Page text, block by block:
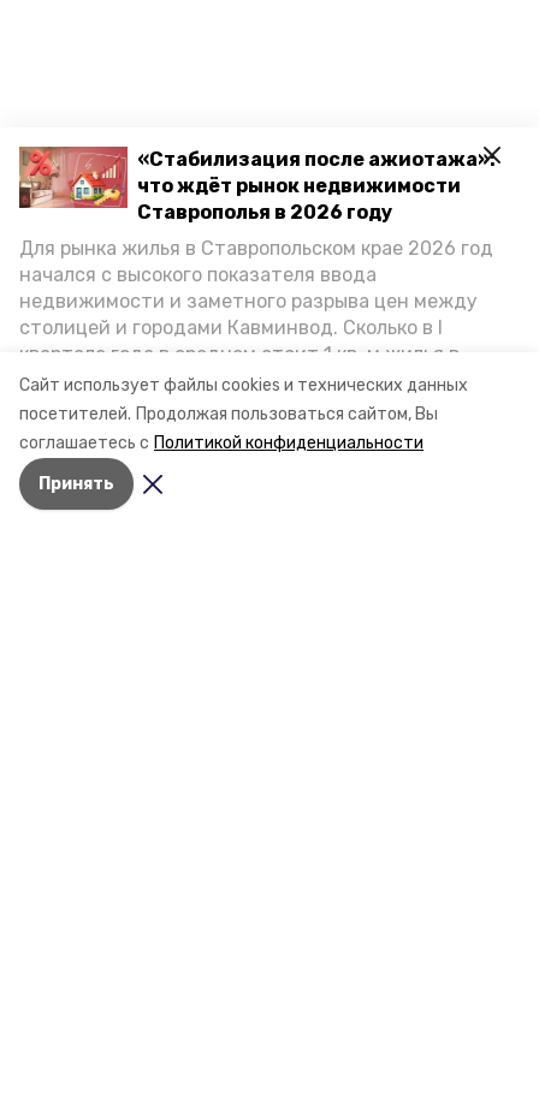
Сайт использует файлы cookies и технических данных
посетителей. Продолжая пользоваться сайтом, Вы
соглашаетесь с Политикой конфиденциальности
Принять
«Стабилизация после ажиотажа»:
что ждёт рынок недвижимости
Ставрополья в 2026 году
Для рынка жилья в Ставропольском крае 2026 год
начался с высокого показателя ввода
недвижимости и заметного разрыва цен между
столицей и городами Кавминвод. Сколько в I
квартале года в среднем стоит 1 кв. м жилья в
городах и округах региона, как изменился спрос на
первичку и вторичку, какова себестоимость
стройки собственного жилья в этом году и какие
прогнозы о стоимости квадратных метров дают
эксперты, выясняла корреспондент «Победы26».